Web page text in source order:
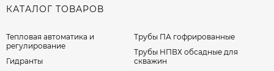
КАТАЛОГ ТОВАРОВ
Тепловая автоматика и
регулирование
Гидранты
Трубы ПА гофрированные
Трубы НПВХ обсадные для
скважин